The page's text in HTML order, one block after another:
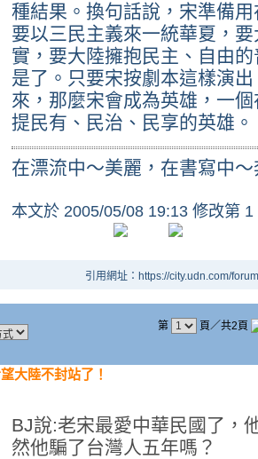
種結果。換句話說，宋準備
要以三民主義來一統華夏，
實，要大陸擁抱民主、自由
是了。只要宋按劇本這樣演
來，那麼宋會成為英雄，一
提民有、民治、民享的英雄。
在漂流中～美麗，在書寫中
本文於 2005/05/08 19:13 修改第 1
引用網址：https://city.udn.com/
第 頁／共2頁
大陸不封站了！
BJ說:老宋最愛中華民國了，
然他騙了台灣人五年嗎？